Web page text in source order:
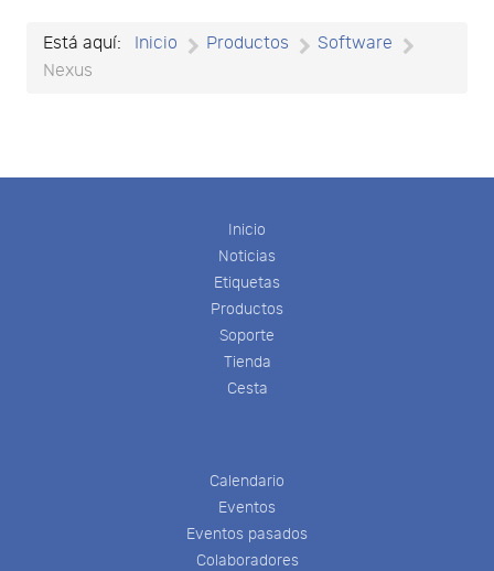
Está aquí: Inicio Productos
Software
Nexus
Inicio
Noticias
Etiquetas
Productos
Soporte
Tienda
Cesta
Calendario
Eventos
Eventos pasados
Colaboradores